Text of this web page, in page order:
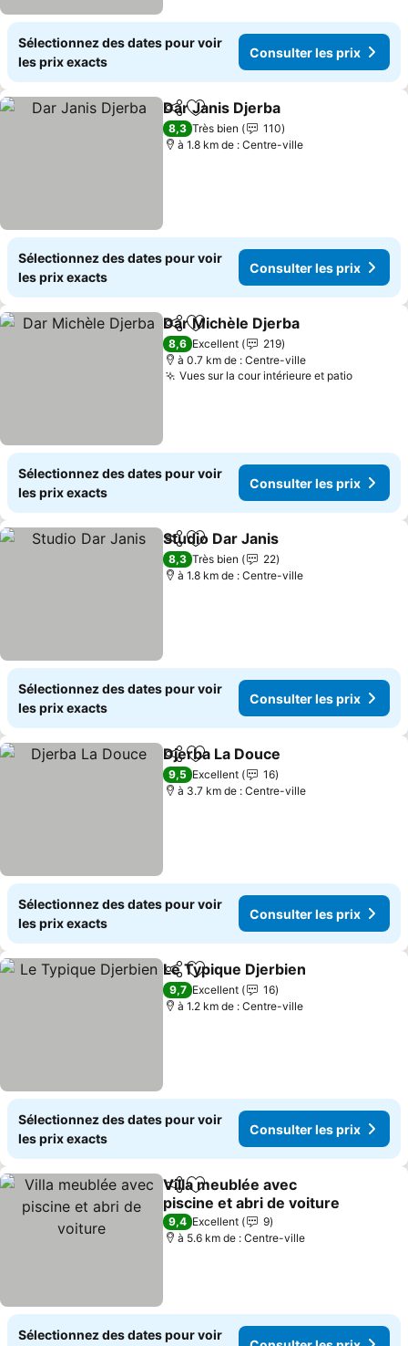
Sélectionnez des dates pour voir
les prix exacts
Consulter les prix
PartagerAjouter à mes favoris
Dar Janis Djerba
8,3 Très bien
110
à 1.8 km de : Centre-ville
Sélectionnez des dates pour voir
les prix exacts
Consulter les prix
PartagerAjouter à mes favoris
Dar Michèle Djerba
8,6 Excellent
219
à 0.7 km de : Centre-ville
Vues sur la cour intérieure et patio
Sélectionnez des dates pour voir
les prix exacts
Consulter les prix
PartagerAjouter à mes favoris
Studio Dar Janis
8,3 Très bien
22
à 1.8 km de : Centre-ville
Sélectionnez des dates pour voir
les prix exacts
Consulter les prix
PartagerAjouter à mes favoris
Djerba La Douce
9,5 Excellent
16
à 3.7 km de : Centre-ville
Sélectionnez des dates pour voir
les prix exacts
Consulter les prix
PartagerAjouter à mes favoris
Le Typique Djerbien
9,7 Excellent
16
à 1.2 km de : Centre-ville
Sélectionnez des dates pour voir
les prix exacts
Consulter les prix
PartagerAjouter à mes favoris
Villa meublée avec
piscine et abri de voiture
Consulter les prix
9,4 Excellent
9
à 5.6 km de : Centre-ville
Sélectionnez des dates pour voir